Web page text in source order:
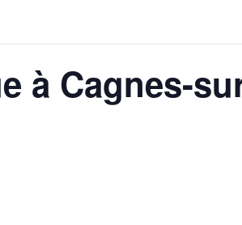
à Cagnes-